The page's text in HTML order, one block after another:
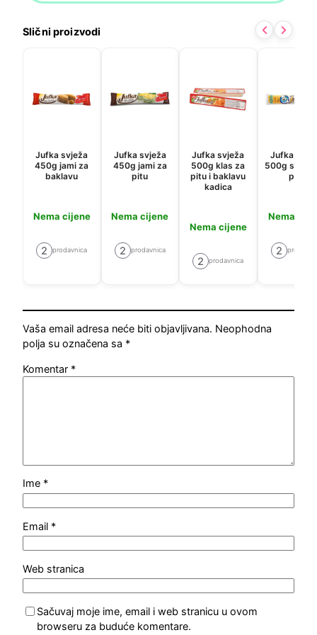
Slični proizvodi
Jufka svježa
450g jami za
baklavu
Nema cijene
2 prodavnica
Jufka svježa
450g jami za
pitu
Nema cijene
2 prodavnica
Jufka svježa
500g klas za
pitu i baklavu
kadica
Nema cijene
2 prodavnica
Jufka
500g
pitu
Nema
2
Vaša email adresa neće biti objavljivana. Neophodna
polja su označena sa *
Komentar *
Ime *
Email *
Web stranica
Sačuvaj moje ime, email i web stranicu u ovom
browseru za buduće komentare.